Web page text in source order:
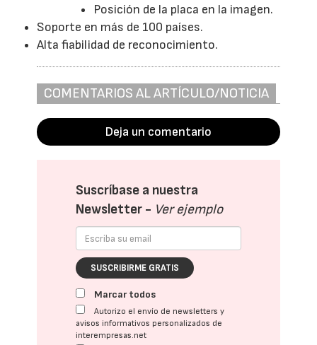
Posición de la placa en la imagen.
Soporte en más de 100 países.
Alta fiabilidad de reconocimiento.
COMENTARIOS AL ARTÍCULO/NOTICIA
Deja un comentario
Suscríbase a nuestra
Newsletter - Ver ejemplo
SUSCRIBIRME GRATIS
Marcar todos
Autorizo el envío de newsletters y
avisos informativos personalizados de
interempresas.net